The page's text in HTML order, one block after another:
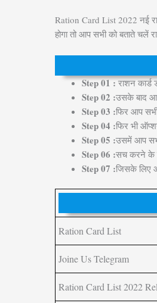
Ration Card List 2022 नई
होगा तो आप सभी को बताते चलें
Step 01 :राशन
Step 02 :उसके बाद
Step 03 :फिर आप
Step 04 :फिर भी
Step 05 :उसमें आप
Step 06 :सच करने के
Step 07 :जिसके लिए
Ration Card List
Joine Us Telegram
Ration Card List 2022